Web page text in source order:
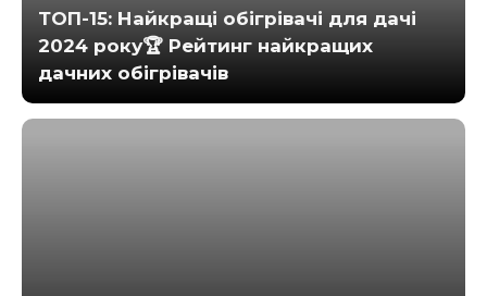
ТОП-15: Найкращі обігрівачі для дачі
2024 року🏆 Рейтинг найкращих
дачних обігрівачів